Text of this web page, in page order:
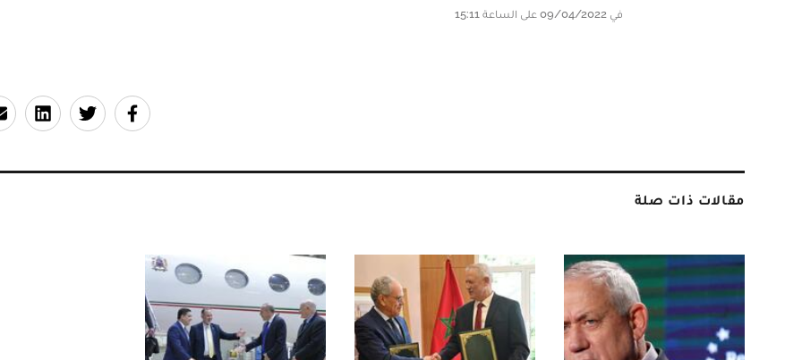
في 09/04/2022 على الساعة 15:11
مقالات ذات صلة